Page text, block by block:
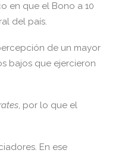
en que el Bono a 10
del país.
de un mayor
bajos que ejercieron
, por lo que el
En ese